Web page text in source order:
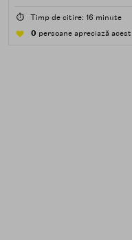
poluare. Al doilea
⏱️ Timp de citire: 16 minute
0 persoane apreciază